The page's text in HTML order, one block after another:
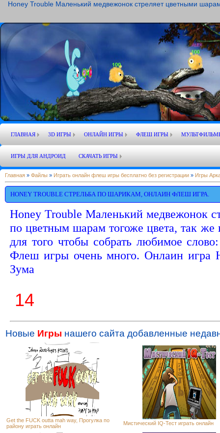
Honey Trouble Маленький медвежонок стреляет цветными
ГЛАВНАЯ 3D ИГРЫ ОНЛАЙН ИГРЫ ФЛЕШ ИГРЫ
ИГРЫ ДЛЯ АНДРОИД СКАЧАТЬ ИГРЫ
Главная » Файлы » Играть онлайн флеш игры бесплатно без регистрации » Игры
HONEY TROUBLE СТРЕЛЬБА ПО ШАРИКАМ, ОНЛАИН ФЛЕШ ИГРА.
Honey Trouble Маленький медвежонок
по цветным шарам тогоже цвета, так же
для того чтобы собрать любимое
Флеш игры очень много. Онлаин игра
Зума
13
Новые Игры нашего сайта добавленные
Get the FUCK outta mah way, Прогулка по
району играть онлайн
Мистический IQ-Тест играть онлайн